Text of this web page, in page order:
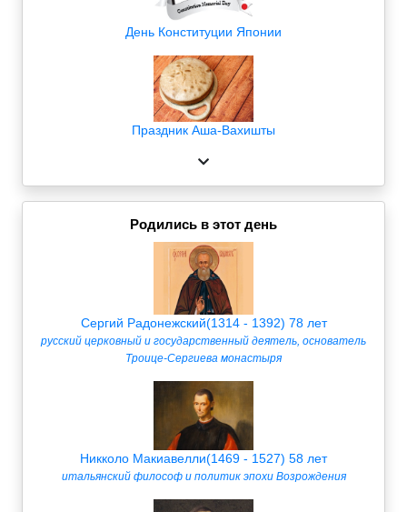
День Конституции Японии
Праздник Аша-Вахишты
Родились в этот день
Сергий Радонежский(1314 - 1392) 78 лет
русский церковный и государственный деятель, основатель
Троице-Сергиева монастыря
Никколо Макиавелли(1469 - 1527) 58 лет
итальянский философ и политик эпохи Возрождения